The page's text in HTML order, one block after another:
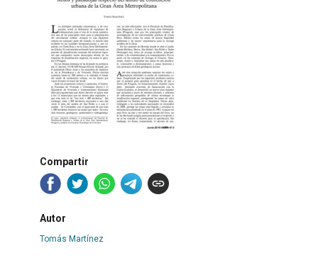
Compartir
Autor
Tomás Martínez